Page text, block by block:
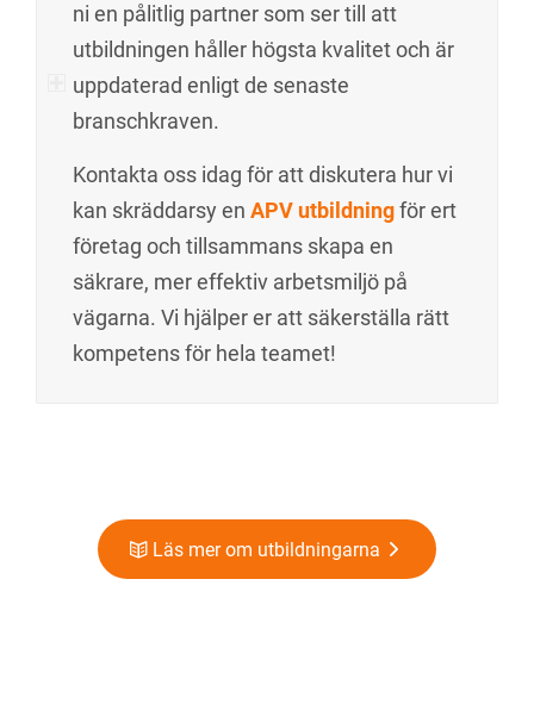
ni en pålitlig partner som ser till att
utbildningen håller högsta kvalitet och är
uppdaterad enligt de senaste
branschkraven.
Kontakta oss idag för att diskutera hur vi
kan skräddarsy en APV utbildningför ert
företag och tillsammans skapa en
säkrare, mer effektiv arbetsmiljö på
vägarna. Vi hjälper er att säkerställa rätt
kompetens för hela teamet!
Läs mer om utbildningarna